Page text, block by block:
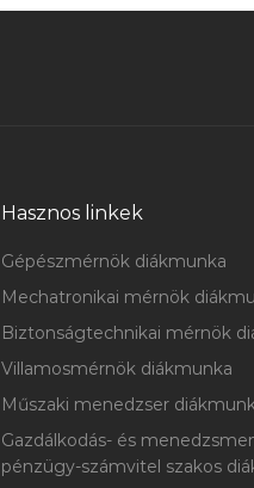
Hasznos linkek
Gépészmérnök diákmunka
Mechatronikai mérnök
Biztonságtechnikai mérnök
Villamosmérnök diákmunka
Műszaki menedzser
Gazdálkodás- és
pénzügy-számvitel szakos